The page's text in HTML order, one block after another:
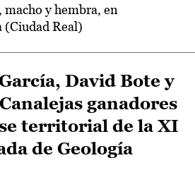
macho y hembra, en
(Ciudad Real)
David Bote y
ganadores
territorial de la XI
de Geología